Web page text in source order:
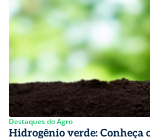
Destaques do Agro
Hidrogênio verde: Conheça